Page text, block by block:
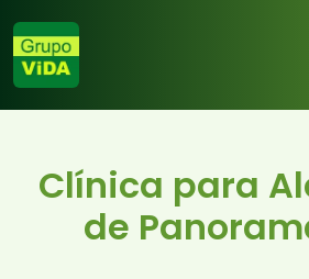
Clínica para
de